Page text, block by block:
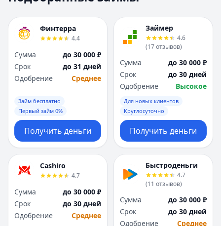
Н
Набережные Челны
Нижний Новгород
Новосибирск
Омск
Оренбург
П
Пенза
Пермь
Р
Ростов-на-Дону
Рязань
С
Самара
Санкт-Петербург
Саратов
Н
Набережные
Нижний Новгород
Новосибирск
Омск
Оренбург
П
Пенза
Пермь
Р
Ростов-на-Дону
Рязань
С
Самара
Санкт-Петербург
Саратов
Финтерра
4.4
Сумма
до 30 000 ₽
Срок
до 31 дней
Одобрение
Среднее
Займ бесплатно
Первый займ 0%
Получить деньги
Займер
4.6
(17отзывов)
Сумма
до 30 000 ₽
Срок
до 30 дней
Одобрение
Высокое
Для новых клиентов
Круглосуточно
Получить деньги
Cashiro
4.7
Сумма
до 30 000 ₽
Срок
до 30 дней
Одобрение
Среднее
Быстроденьги
4.7
(11 отзывов)
Сумма
до 30 000 ₽
Срок
до 30 дней
Одобрение
Среднее